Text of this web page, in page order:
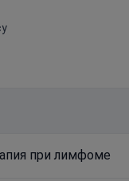
при лимфоме